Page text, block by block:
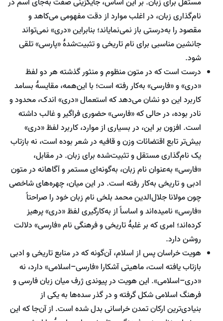
مستقل برای زبان. بر این اساس، جایگزینی صفت به‌جای اسم در
نام‌گذاری زبان، در اغلب موارد از دقت مفهومی می‌کاهد و
مقصود را به‌درستی باز نمی‌نمایاند؛ بنابراین «دری» نمی‌تواند
جانشین مناسبی برای نام تاریخی و تثبیت‌شدۀ «پارسی» تلقی
شود.
درست است که در متون منظوم و منثور گذشته هر دو لفظ
«دری» و «فارسی» به‌کار رفته است؛ با این‌همه، مقایسۀ بسامد
کاربرد این دو نشان می‌دهد که استعمال «دری» اندک، محدود و
نادر بوده، در حالی که «فارسی» حضوری فراگیر و غالب داشته
است. افزون بر این، در بسیاری از موارد، کاربرد لفظ «دری»
بیش‌تر تابع اقتضائات وزن و قافیه در شعر بوده است، نه بازتاب
یک نام‌گذاری مستقل و تثبیت‌شده برای زبان. در مقابل،
«فارسی» به‌عنوان نام زبان، به‌گونه‌ای مستمر و آگاهانه در متون
ادبی و تاریخی به‌کار رفته است. در این میان، چهره‌های شاخصی
چون مولانا جلال‌الدین محمد بلخی نام زبان خود را صراحتاً
«فارسی» نامیده‌اند و اساساً از به‌کارگیری لفظ «دری» پرهیز
کرده‌اند؛ امری که بر غلبۀ تاریخی و فرهنگی نام «فارسی» دلالت
روشن دارد.
هویت خراسان پس از اسلام، آن‌گونه که در منابع تاریخی و ادبی
بازتاب یافته است، ماهیتی آشکارا «فارسی–اسلامی» دارد، نه
«دری–اسلامی». این هویت در پیوندی ژرف میان زبان فارسی و
فرهنگ اسلامی شکل گرفته و در گذر سده‌ها به یکی از
بنیادی‌ترین ارکان تمدن خراسانی بدل شده است. از آن‌جا که این